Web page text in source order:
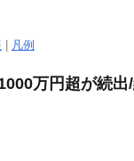
凡例
万円超が続